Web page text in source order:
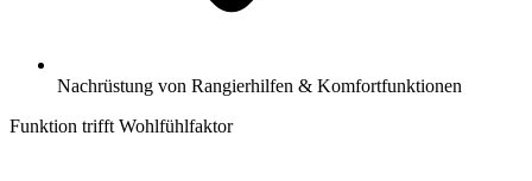
Nachrüstung von Rangierhilfen & Komfortfunktionen
Funktion trifft Wohlfühlfaktor